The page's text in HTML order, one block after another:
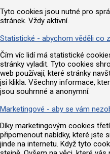
Tyto cookies jsou nutné pro
stránek. Vždy aktivní.
Statistické - abychom věděli co
Čím víc lidí má statistické
stránky vyladit. Tyto cookies
web používají, které stránky
jsi klikla. Všechny informace,
jsou souhrnné a anonymní.
Marketingové - aby se vám
Díky marketingovým cookies
připomenout nabídky, které jste
jinde na internetu. Když tyto